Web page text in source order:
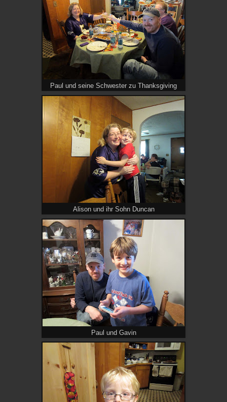
Paul und seine Schwester zu Thanksgiving
Alison und ihr Sohn Duncan
Paul und Gavin